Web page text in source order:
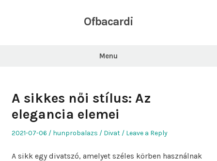
Ofbacardi
Menu
A sikkes női stílus: Az
elegancia elemei
Posted
2021-07-06 Author
hunprobalazs
Posted
Divat Leave a Reply
A sikk egy divatszó, amelyet széles körben használnak